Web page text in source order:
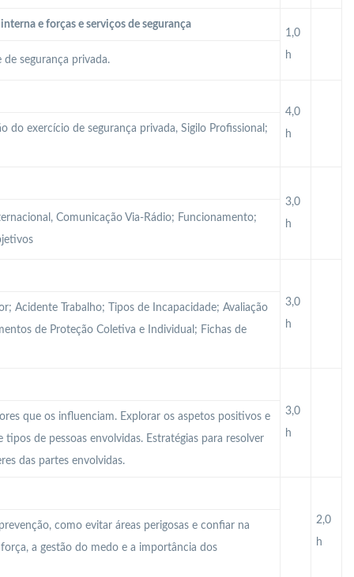
e forças e serviços de segurança
1,0
h
segurança privada.
4,0
h
exercício de segurança privada, Sigilo Profissional;
3,0
h
Comunicação Via-Rádio; Funcionamento;
3,0
h
Acidente Trabalho; Tipos de Incapacidade; Avaliação
de Proteção Coletiva e Individual; Fichas de
3,0
h
que os influenciam. Explorar os aspetos positivos e
de pessoas envolvidas. Estratégias para resolver
das partes envolvidas.
2,0
h
como evitar áreas perigosas e confiar na
a gestão do medo e a importância dos